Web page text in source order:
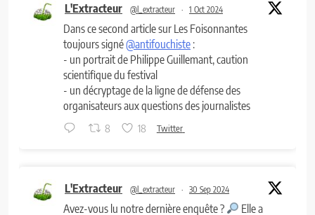
L'Extracteur @l_extracteur · 1 Oct 2024
Dans ce second article sur Les Foisonnantes
toujours signé@antifouchiste :
- un portrait de Philippe Guillemant, caution
scientifique du festival
- un décryptage de la ligne de défense des
organisateurs aux questions des journalistes
8 18 Twitter
L'Extracteur @l_extracteur · 30 Sep 2024
Avez-vous lu notre dernière enquête ?
Elle a